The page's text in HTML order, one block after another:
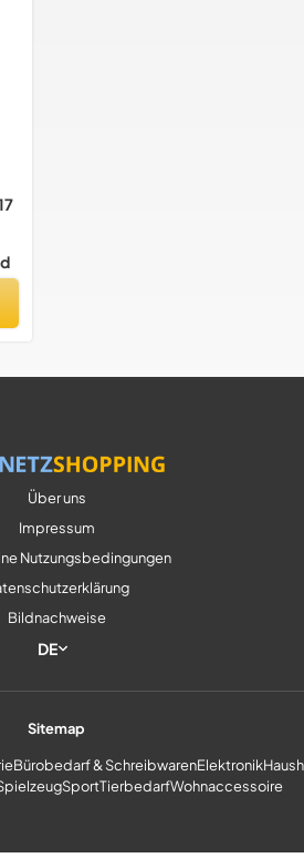
Über uns
Impressum
Nutzungsbedingungen
Bildnachweise
DE
Sitemap
Bürobedarf & SchreibwarenElektronik
SportTierbedarfWohnaccessoire